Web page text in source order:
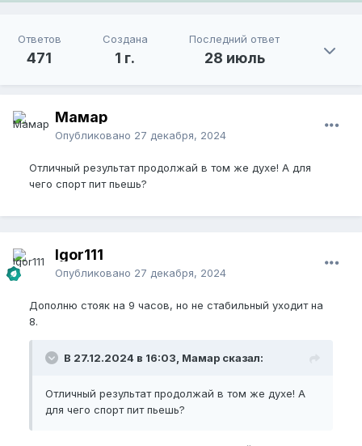
Ответов
471
Создана
1 г.
Последний ответ
28 июль
Мамар
Опубликовано 27 декабря, 2024
Отличный результат продолжай в том же духе! А для
чего спорт пит пьешь?
Igor111
Опубликовано 27 декабря, 2024
Дополню стояк на 9 часов, но не стабильный уходит на
8.
В 27.12.2024 в 16:03, Мамар сказал:
Отличный результат продолжай в том же духе! А
для чего спорт пит пьешь?